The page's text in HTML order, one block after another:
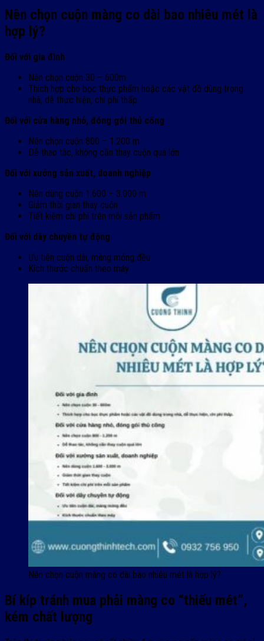
Nên chọn cuộn màng co dài bao nhiêu mét là
hợp lý?
Đối với gia đình
Nên chọn cuộn 30 – 600m
Thích hợp cho bọc thực phẩm hoặc các vật đồ dùng trong
nhà, dễ thực hiện, chi phí thấp.
Đối với cửa hàng nhỏ, đóng gói thủ công
Nên chọn cuộn 800 – 1.200 m
Dễ thao tác, không cần thay cuộn quá lớn
Đối với xưởng sản xuất, doanh nghiệp
Nên dùng cuộn 1.600 – 3.000 m
Giảm thời gian thay cuộn
Tiết kiệm chi phí trên mỗi sản phẩm
Đối với dây chuyền tự động
Ưu tiên cuộn dài, màng mỏng đều
Kích thước chuẩn theo máy
Nên chọn cuộn màng co dài bao nhiêu mét là hợp lý?
Bí kíp tránh mua phải màng co “thiếu mét”,
kém chất lượng